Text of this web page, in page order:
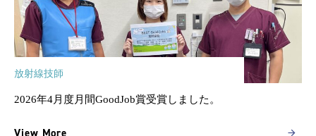
放射線技師
2026年4月度月間GoodJob賞受賞しました。
View More